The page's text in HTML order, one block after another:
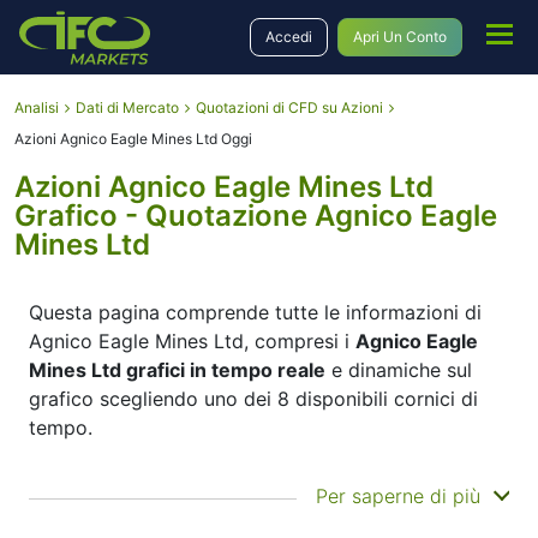
Accedi Apri Un Conto
Analisi Dati di Mercato
Quotazioni di CFD su Azioni
Azioni Agnico Eagle Mines Ltd Oggi
Azioni Agnico Eagle Mines Ltd
Grafico - Quotazione Agnico Eagle
Mines Ltd
Questa pagina comprende tutte le informazioni di
Agnico Eagle Mines Ltd, compresi i Agnico Eagle
Mines Ltd grafici in tempo reale e dinamiche sul
grafico scegliendo uno dei 8 disponibili cornici di
tempo.
Spostando l'inizio e la fine dei tempi nel pannello in
Per saperne di più